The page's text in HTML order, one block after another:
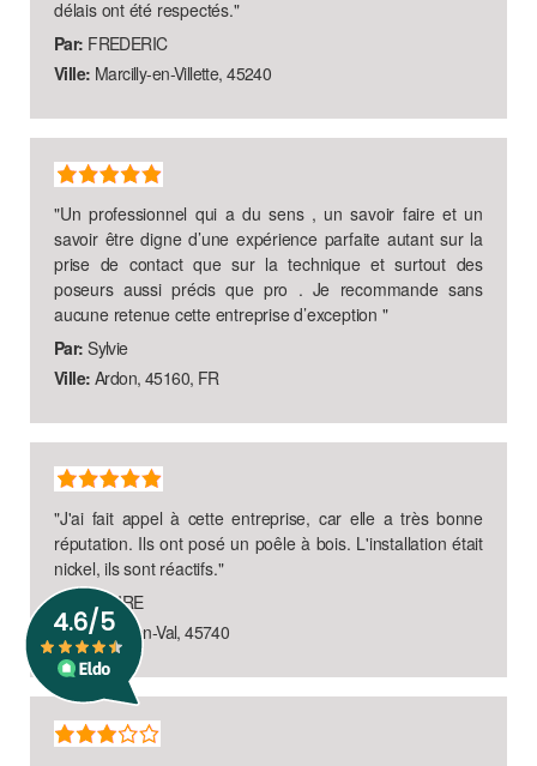
délais ont été respectés."
Par: FREDERIC
Ville: Marcilly-en-Villette, 45240
"Un professionnel qui a du sens , un savoir faire et un
savoir être digne d’une expérience parfaite autant sur la
prise de contact que sur la technique et surtout des
poseurs aussi précis que pro . Je recommande sans
aucune retenue cette entreprise d’exception "
Par: Sylvie
Ville: Ardon, 45160, FR
"J'ai fait appel à cette entreprise, car elle a très bonne
réputation. Ils ont posé un poêle à bois. L'installation était
nickel, ils sont réactifs."
Par:
CLAIRE
Ville:Lailly-en-Val, 45740